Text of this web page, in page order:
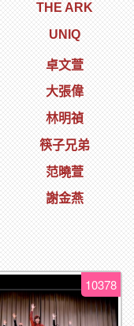
THE ARK
UNIQ
卓文萱
大張偉
林明禎
筷子兄弟
范曉萱
謝金燕
10378